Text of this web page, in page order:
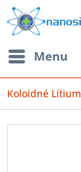
Menu
Koloidné Lítium